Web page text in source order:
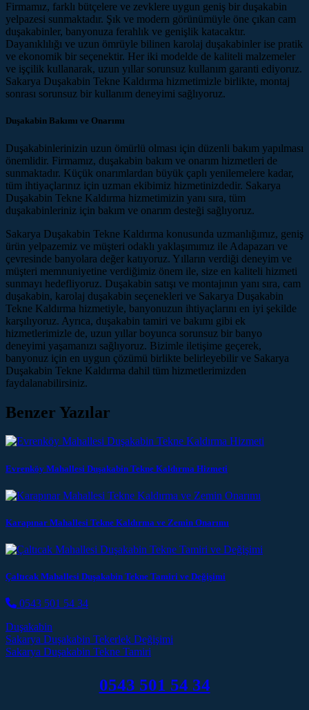
Firmamız, farklı bütçelere ve zevklere uygun geniş bir duşakabin
yelpazesi sunmaktadır. Şık ve modern görünümüyle öne çıkan cam
duşakabinler, banyonuza ferahlık ve genişlik katacaktır.
Dayanıklılığı ve uzun ömrüyle bilinen karolaj duşakabinler ise pratik
ve ekonomik bir seçenektir. Her iki modelde de kaliteli malzemeler
ve işçilik kullanarak, uzun yıllar sorunsuz kullanım garanti ediyoruz.
Sakarya Duşakabin Tekne Kaldırma hizmetimizle birlikte, montaj
sonrası sorunsuz bir kullanım deneyimi sağlıyoruz.
Duşakabin Bakımı ve Onarımı
Duşakabinlerinizin uzun ömürlü olması için düzenli bakım yapılması
önemlidir. Firmamız, duşakabin bakım ve onarım hizmetleri de
sunmaktadır. Küçük onarımlardan büyük çaplı yenilemelere kadar,
tüm ihtiyaçlarınız için uzman ekibimiz hizmetinizdedir. Sakarya
Duşakabin Tekne Kaldırma hizmetimizin yanı sıra, tüm
duşakabinleriniz için bakım ve onarım desteği sağlıyoruz.
Sakarya Duşakabin Tekne Kaldırma konusunda uzmanlığımız, geniş
ürün yelpazemiz ve müşteri odaklı yaklaşımımız ile Adapazarı ve
çevresinde banyolara değer katıyoruz. Yılların verdiği deneyim ve
müşteri memnuniyetine verdiğimiz önem ile, size en kaliteli hizmeti
sunmayı hedefliyoruz. Duşakabin satışı ve montajının yanı sıra, cam
duşakabin, karolaj duşakabin seçenekleri ve Sakarya Duşakabin
Tekne Kaldırma hizmetiyle, banyonuzun ihtiyaçlarını en iyi şekilde
karşılıyoruz. Ayrıca, duşakabin tamiri ve bakımı gibi ek
hizmetlerimizle de, uzun yıllar boyunca sorunsuz bir banyo
deneyimi yaşamanızı sağlıyoruz. Bizimle iletişime geçerek,
banyonuz için en uygun çözümü birlikte belirleyebilir ve Sakarya
Duşakabin Tekne Kaldırma dahil tüm hizmetlerimizden
faydalanabilirsiniz.
Benzer Yazılar
Evrenköy Mahallesi Duşakabin Tekne Kaldırma Hizmeti
Karapınar Mahallesi Tekne Kaldırma ve Zemin Onarımı
Çaltıcak Mahallesi Duşakabin Tekne Tamiri ve Değişimi
0543 501 54 34
Duşakabin
Post navigation
Sakarya Duşakabin Tekerlek Değişimi
Sakarya Duşakabin Tekne Tamiri
0543 501 54 34